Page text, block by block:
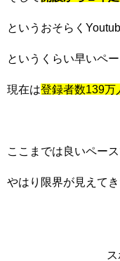
というおそらく
というくらい早いペ
現在は登録者数139万
ここまでは良いペー
やはり限界が見えて